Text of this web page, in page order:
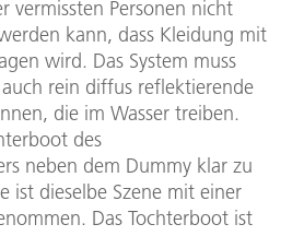
vermissten Personen nicht
kann, dass Kleidung mit
wird. Das System muss
rein diffus reflektierende
die im Wasser treiben.
des
neben dem Dummy klar zu
ist dieselbe Szene mit einer
Das Tochterboot ist